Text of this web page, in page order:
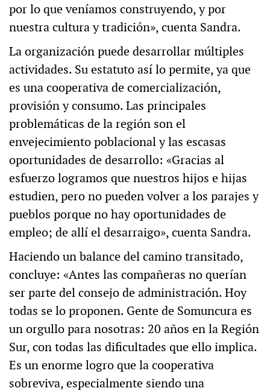
por lo que veníamos construyendo, y por
nuestra cultura y tradición», cuenta Sandra.
La organización puede desarrollar múltiples
actividades. Su estatuto así lo permite, ya que
es una cooperativa de comercialización,
provisión y consumo. Las principales
problemáticas de la región son el
envejecimiento poblacional y las escasas
oportunidades de desarrollo: «Gracias al
esfuerzo logramos que nuestros hijos e hijas
estudien, pero no pueden volver a los parajes y
pueblos porque no hay oportunidades de
empleo; de allí el desarraigo», cuenta Sandra.
Haciendo un balance del camino transitado,
concluye: «Antes las compañeras no querían
ser parte del consejo de administración. Hoy
todas se lo proponen. Gente de Somuncura es
un orgullo para nosotras: 20 años en la Región
Sur, con todas las dificultades que ello implica.
Es un enorme logro que la cooperativa
sobreviva, especialmente siendo una